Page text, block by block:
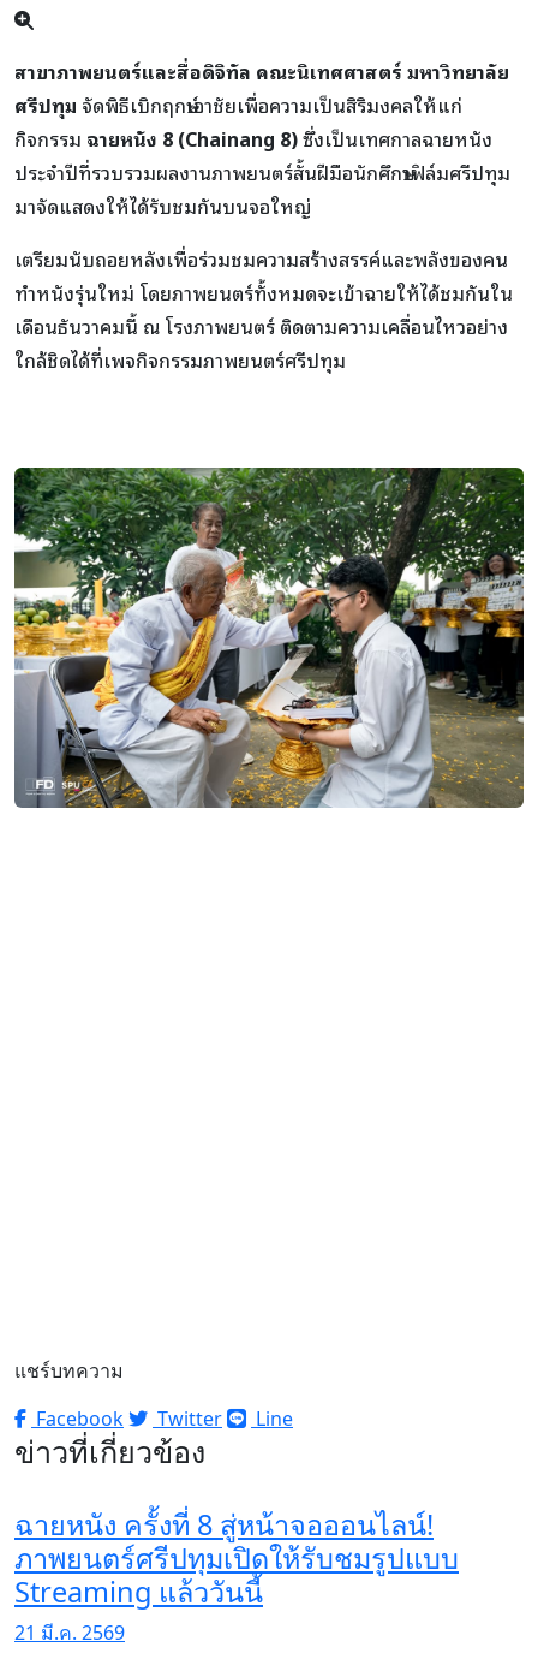
สาขาภาพยนตร์และสื่อดิจิทัล คณะนิเทศศาสตร์ มหาวิทยาลัย
ศรีปทุม จัดพิธีเบิกฤกษ์เอาชัยเพื่อความเป็นสิริมงคลให้แก่
กิจกรรม ฉายหนัง 8 (Chainang 8)ซึ่งเป็นเทศกาลฉายหนัง
ประจำปีที่รวบรวมผลงานภาพยนตร์สั้นฝีมือนักศึกษาฟิล์มศรีปทุม
มาจัดแสดงให้ได้รับชมกันบนจอใหญ่
เตรียมนับถอยหลังเพื่อร่วมชมความสร้างสรรค์และพลังของคน
ทำหนังรุ่นใหม่ โดยภาพยนตร์ทั้งหมดจะเข้าฉายให้ได้ชมกันใน
เดือนธันวาคมนี้ ณ โรงภาพยนตร์ ติดตามความเคลื่อนไหวอย่าง
ใกล้ชิดได้ที่เพจกิจกรรมภาพยนตร์ศรีปทุม
แชร์บทความ
Facebook
Twitter Line
ข่าวที่เกี่ยวข้อง
ฉายหนัง ครั้งที่ 8 สู่หน้าจอออนไลน์!
ภาพยนตร์ศรีปทุมเปิดให้รับชมรูปแบบ
Streaming แล้ววันนี้
21 มี.ค. 2569